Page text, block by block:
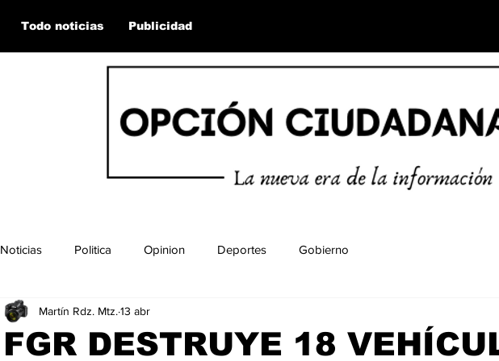
Todo noticias Publicidad
Noticias Politica Opinion Deportes Gobierno
FGR DESTRUYE 18
Martín Rdz. Mtz. 13 abr